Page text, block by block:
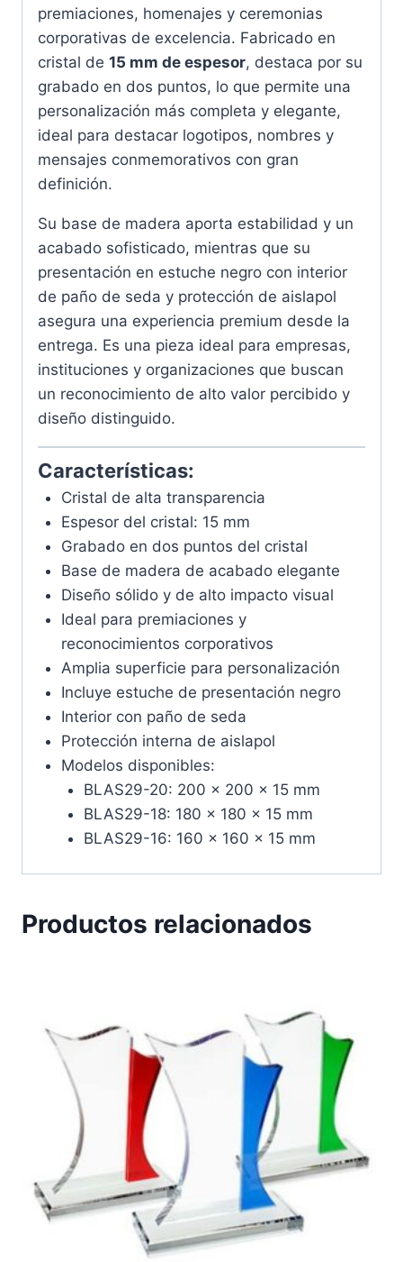
premiaciones, homenajes y ceremonias
corporativas de excelencia. Fabricado en
cristal de 15 mm de espesor, destaca por su
grabado en dos puntos, lo que permite una
personalización más completa y elegante,
ideal para destacar logotipos, nombres y
mensajes conmemorativos con gran
definición.
Su base de madera aporta estabilidad y un
acabado sofisticado, mientras que su
presentación en estuche negro con interior
de paño de seda y protección de aislapol
asegura una experiencia premium desde la
entrega. Es una pieza ideal para empresas,
instituciones y organizaciones que buscan
un reconocimiento de alto valor percibido y
diseño distinguido.
Características:
Cristal de alta transparencia
Espesor del cristal: 15 mm
Grabado en dos puntos del cristal
Base de madera de acabado elegante
Diseño sólido y de alto impacto visual
Ideal para premiaciones y
reconocimientos corporativos
Amplia superficie para personalización
Incluye estuche de presentación negro
Interior con paño de seda
Protección interna de aislapol
Modelos disponibles:
BLAS29-20: 200 × 200 × 15 mm
BLAS29-18: 180 × 180 × 15 mm
BLAS29-16: 160 × 160 × 15 mm
Productos relacionados